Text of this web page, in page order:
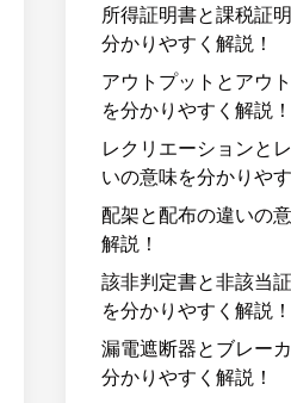
所得証明書と課税証
分かりやすく解説！
アウトプットとアウ
を分かりやすく解説！
レクリエーションと
いの意味を分かりや
配架と配布の違いの
解説！
該非判定書と非該当
を分かりやすく解説！
漏電遮断器とブレー
分かりやすく解説！